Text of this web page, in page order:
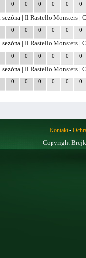
0 0 0 0 0 0
sezóna |Il Rastello Monsters |
0 0 0 0 0 0
sezóna |Il Rastello Monsters |
0 0 0 0 0 0
sezóna |Il Rastello Monsters |
0 0 0 0 0 0
Kontakt-
Copyright